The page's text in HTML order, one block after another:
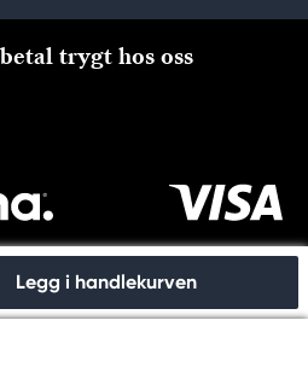
Legg i handlekurven
trygt hos oss